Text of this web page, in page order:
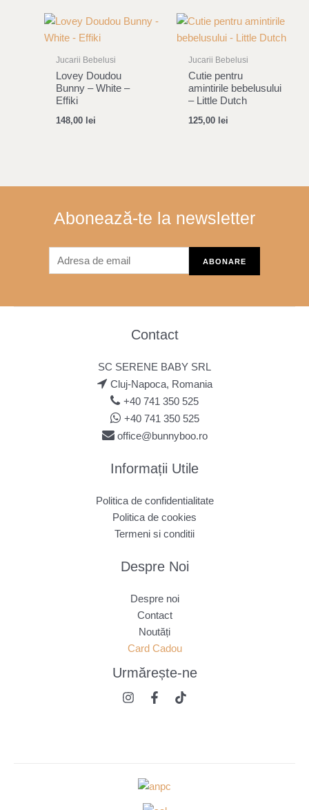
Jucarii Bebelusi
Lovey Doudou
Bunny – White –
Effiki
148,00 lei
Jucarii Bebelusi
Cutie pentru
amintirile bebelusului
– Little Dutch
125,00 lei
Abonează-te la newsletter
Contact
SC SERENE BABY SRL
Cluj-Napoca, Romania
+40 741 350 525
+40 741 350 525
office@bunnyboo.ro
Informații Utile
Politica de confidentialitate
Politica de cookies
Termeni si conditii
Despre Noi
Despre noi
Contact
Noutăți
Card Cadou
Urmărește-ne